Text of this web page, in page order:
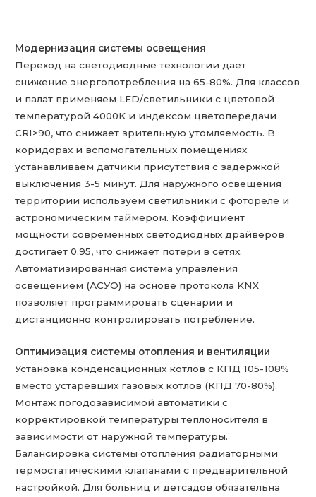
Модернизация системы освещения
Переход на светодиодные технологии дает
снижение энергопотребления на 65-80%. Для классов
и палат применяем LED/светильники с цветовой
температурой 4000K и индексом цветопередачи
CRI>90, что снижает зрительную утомляемость. В
коридорах и вспомогательных помещениях
устанавливаем датчики присутствия с задержкой
выключения 3-5 минут. Для наружного освещения
территории используем светильники с фотореле и
астрономическим таймером. Коэффициент
мощности современных светодиодных драйверов
достигает 0.95, что снижает потери в сетях.
Автоматизированная система управления
освещением (АСУО) на основе протокола KNX
позволяет программировать сценарии и
дистанционно контролировать потребление.
Оптимизация системы отопления и вентиляции
Установка конденсационных котлов с КПД 105-108%
вместо устаревших газовых котлов (КПД 70-80%).
Монтаж погодозависимой автоматики с
корректировкой температуры теплоносителя в
зависимости от наружной температуры.
Балансировка системы отопления радиаторными
термостатическими клапанами с предварительной
настройкой. Для больниц и детсадов обязательна